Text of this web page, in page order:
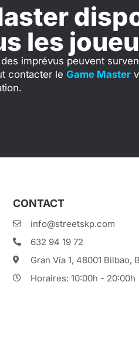
les
imprévus peuvent
contacter le Game Master
CONTACT
info@streetskp.com
632 94 19 72
Gran Vía 1, 48001 Bilbao,
Horaires: 10:00h - 20:00h